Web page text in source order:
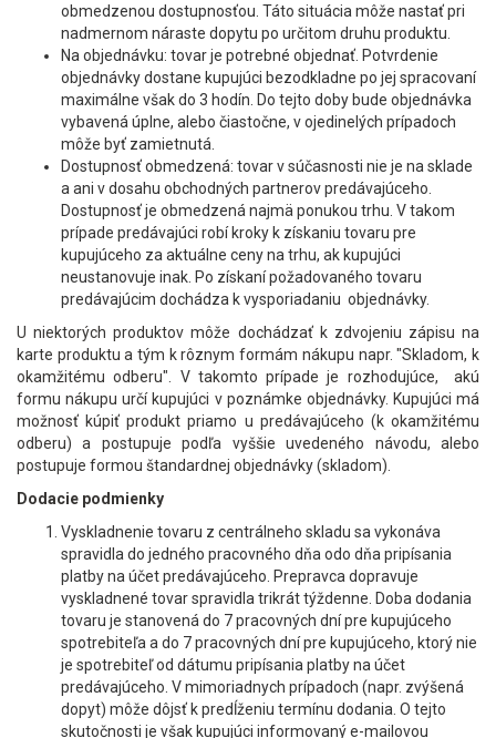
obmedzenou dostupnosťou. Táto situácia môže nastať pri
nadmernom náraste dopytu po určitom druhu produktu.
Na objednávku: tovar je potrebné objednať. Potvrdenie
objednávky dostane kupujúci bezodkladne po jej spracovaní
maximálne však do 3 hodín. Do tejto doby bude objednávka
vybavená úplne, alebo čiastočne, v ojedinelých prípadoch
môže byť zamietnutá.
Dostupnosť obmedzená: tovar v súčasnosti nie je na sklade
a ani v dosahu obchodných partnerov predávajúceho.
Dostupnosť je obmedzená najmä ponukou trhu. V takom
prípade predávajúci robí kroky k získaniu tovaru pre
kupujúceho za aktuálne ceny na trhu, ak kupujúci
neustanovuje inak. Po získaní požadovaného tovaru
predávajúcim dochádza k vysporiadaniu objednávky.
U niektorých produktov môže dochádzať k zdvojeniu zápisu na
karte produktu a tým k rôznym formám nákupu napr. "Skladom, k
okamžitému odberu". V takomto prípade je rozhodujúce, akú
formu nákupu určí kupujúci v poznámke objednávky. Kupujúci má
možnosť kúpiť produkt priamo u predávajúceho (k okamžitému
odberu) a postupuje podľa vyššie uvedeného návodu, alebo
postupuje formou štandardnej objednávky (skladom).
Dodacie podmienky
Vyskladnenie tovaru z centrálneho skladu sa vykonáva
spravidla do jedného pracovného dňa odo dňa pripísania
platby na účet predávajúceho. Prepravca dopravuje
vyskladnené tovar spravidla trikrát týždenne. Doba dodania
tovaru je stanovená do 7 pracovných dní pre kupujúceho
spotrebiteľa a do 7 pracovných dní pre kupujúceho, ktorý nie
je spotrebiteľ od dátumu pripísania platby na účet
predávajúceho. V mimoriadnych prípadoch (napr. zvýšená
dopyt) môže dôjsť k predĺženiu termínu dodania. O tejto
skutočnosti je však kupujúci informovaný e-mailovou